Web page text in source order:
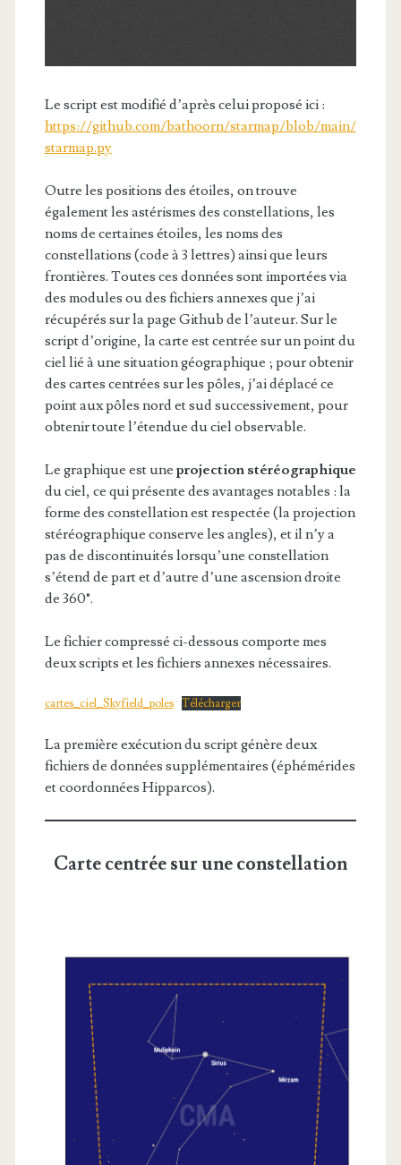
Le script est modifié d’après celui proposé ici :
https://github.com/bathoorn/starmap/blob/main/
starmap.py
Outre les positions des étoiles, on trouve
également les astérismes des constellations, les
noms de certaines étoiles, les noms des
constellations (code à 3 lettres) ainsi que leurs
frontières. Toutes ces données sont importées via
des modules ou des fichiers annexes que j’ai
récupérés sur la page Github de l’auteur. Sur le
script d’origine, la carte est centrée sur un point du
ciel lié à une situation géographique ; pour obtenir
des cartes centrées sur les pôles, j’ai déplacé ce
point aux pôles nord et sud successivement, pour
obtenir toute l’étendue du ciel observable.
Le graphique est une projection stéréographique
du ciel, ce qui présente des avantages notables : la
forme des constellation est respectée (la projection
stéréographique conserve les angles), et il n’y a
pas de discontinuités lorsqu’une constellation
s’étend de part et d’autre d’une ascension droite
de 360°.
Le fichier compressé ci-dessous comporte mes
deux scripts et les fichiers annexes nécessaires.
cartes_ciel_Skyfield_poles Télécharger
La première exécution du script génère deux
fichiers de données supplémentaires (éphémérides
et coordonnées Hipparcos).
Carte centrée sur une constellation